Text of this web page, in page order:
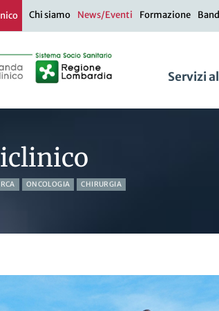
Chi siamo News/Eventi Formazione
Servizi
ONCOLOGIA CHIRURGIA